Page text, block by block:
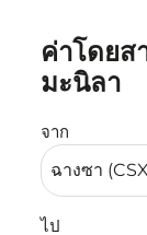
ค่าโดยส
มะนิลา
จาก
ไป
ลองอัปเดตเ